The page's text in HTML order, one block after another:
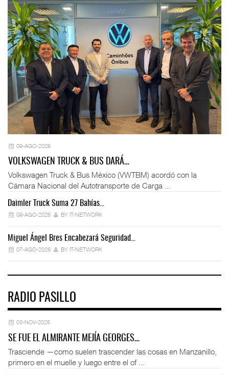
09-AGO-2026
VOLKSWAGEN TRUCK & BUS DARÁ…
Volkswagen Truck & Bus México (VWTBM) acordó con la
Cámara Nacional del Autotransporte de Carga ...
Daimler Truck Suma 27 Bahías…
09-AGO-2026 BY IT-NETWORK
Miguel Ángel Bres Encabezará Seguridad…
07-AGO-2026 BY IT-NETWORK
RADIO PASILLO
03-NOV-2025
SE FUE EL ALMIRANTE MEJÍA GEORGES…
Trasciende —como suelen trascender las cosas en Manzanillo,
primero en el muelle y luego entre el of ...